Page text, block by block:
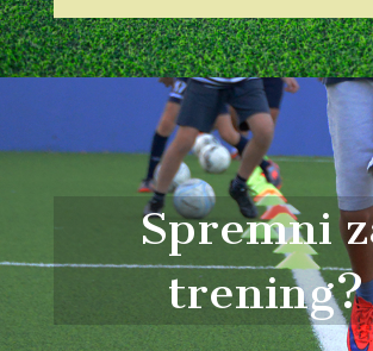
Spremni
trening?